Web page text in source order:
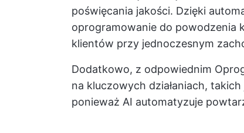
poświęcania jakości. Dzięki
oprogramowanie do powodzenia
klientów przy jednoczesnym
Dodatkowo, z odpowiednim
na kluczowych działaniach,
ponieważ AI automatyzuje